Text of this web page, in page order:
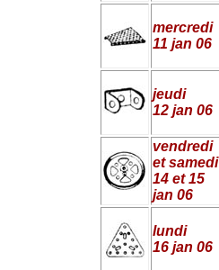
mercredi
11 jan 06
jeudi
12 jan 06
vendredi
et samedi
14 et 15
jan 06
lundi
16 jan 06